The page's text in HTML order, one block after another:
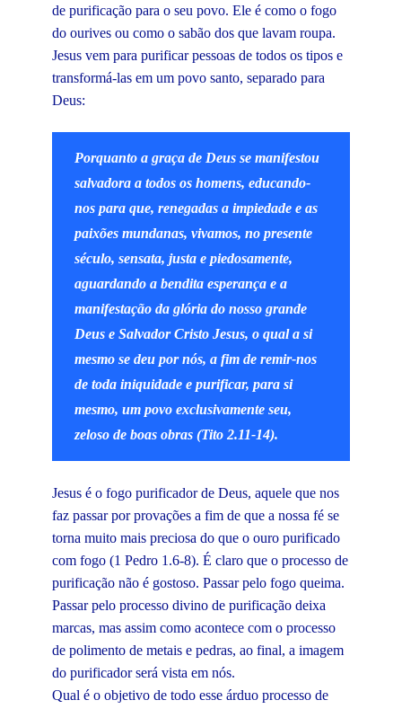
de purificação para o seu povo. Ele é como o fogo
do ourives ou como o sabão dos que lavam roupa.
Jesus vem para purificar pessoas de todos os tipos e
transformá-las em um povo santo, separado para
Deus:
Porquanto a graça de Deus se manifestou
salvadora a todos os homens, educando-
nos para que, renegadas a impiedade e as
paixões mundanas, vivamos, no presente
século, sensata, justa e piedosamente,
aguardando a bendita esperança e a
manifestação da glória do nosso grande
Deus e Salvador Cristo Jesus, o qual a si
mesmo se deu por nós, a fim de remir-nos
de toda iniquidade e purificar, para si
mesmo, um povo exclusivamente seu,
zeloso de boas obras (Tito 2.11-14).
Jesus é o fogo purificador de Deus, aquele que nos
faz passar por provações a fim de que a nossa fé se
torna muito mais preciosa do que o ouro purificado
com fogo (1 Pedro 1.6-8). É claro que o processo de
purificação não é gostoso. Passar pelo fogo queima.
Passar pelo processo divino de purificação deixa
marcas, mas assim como acontece com o processo
de polimento de metais e pedras, ao final, a imagem
do purificador será vista em nós.
Qual é o objetivo de todo esse árduo processo de